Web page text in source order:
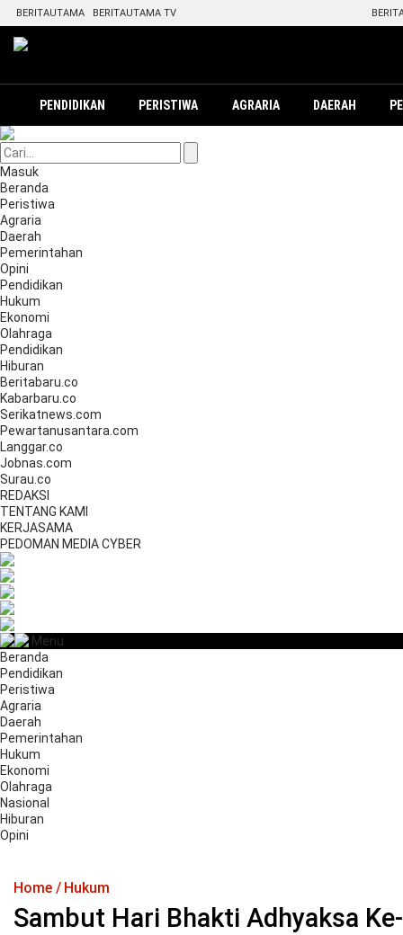
BERITAUTAMA BERITAUTAMA TV
PENDIDIKAN PERISTIWA AGRARIA DAERAH
Masuk
Beranda
Peristiwa
Agraria
Daerah
Pemerintahan
Opini
Pendidikan
Hukum
Ekonomi
Olahraga
Pendidikan
Hiburan
Beritabaru.co
Kabarbaru.co
Serikatnews.com
Pewartanusantara.com
Langgar.co
Jobnas.com
Surau.co
REDAKSI
TENTANG KAMI
KERJASAMA
PEDOMAN MEDIA CYBER
Menu
Beranda
Pendidikan
Peristiwa
Agraria
Daerah
Pemerintahan
Hukum
Ekonomi
Olahraga
Nasional
Hiburan
Opini
Home Hukum
Sambut Hari Bhakti Adhyaksa